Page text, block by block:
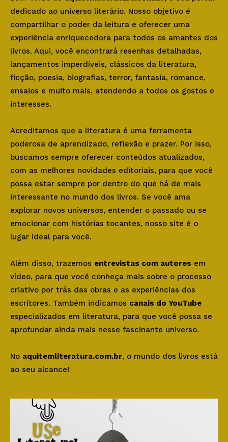
dedicado ao universo literário. Nosso objetivo é
compartilhar o poder da leitura e oferecer uma
experiência enriquecedora para todos os amantes dos
livros. Aqui, você encontrará resenhas detalhadas,
lançamentos imperdíveis, clássicos da literatura,
ficção, poesia, biografias, terror, fantasia, romance,
ensaios e muito mais, atendendo a todos os gostos e
interesses.
Acreditamos que a literatura é uma ferramenta
poderosa de aprendizado, reflexão e prazer. Por isso,
buscamos sempre oferecer conteúdos atualizados,
com as melhores novidades editoriais, para que você
possa estar sempre por dentro do que há de mais
interessante no mundo dos livros. Se você ama
explorar novos universos, entender o passado ou se
emocionar com histórias tocantes, nosso site é o
lugar ideal para você.
Além disso, trazemos entrevistas com autores em
vídeo, para que você conheça mais sobre o processo
criativo por trás das obras e as experiências dos
escritores. Também indicamos canais do YouTube
especializados em literatura, para que você possa se
aprofundar ainda mais nesse fascinante universo.
No aquitemliteratura.com.br, o mundo dos livros está
ao seu alcance!